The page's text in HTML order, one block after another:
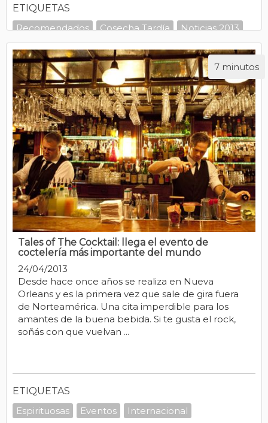
ETIQUETAS
Recomendados
Cosecha Tardía Noticias 2013
7 minutos
Tales of The Cocktail: llega el evento de
coctelería más importante del mundo
24/04/2013
Desde hace once años se realiza en Nueva
Orleans y es la primera vez que sale de gira fuera
de Norteamérica. Una cita imperdible para los
amantes de la buena bebida. Si te gusta el rock,
soñás con que vuelvan ...
ETIQUETAS
Espirituosas
Eventos
Internacional